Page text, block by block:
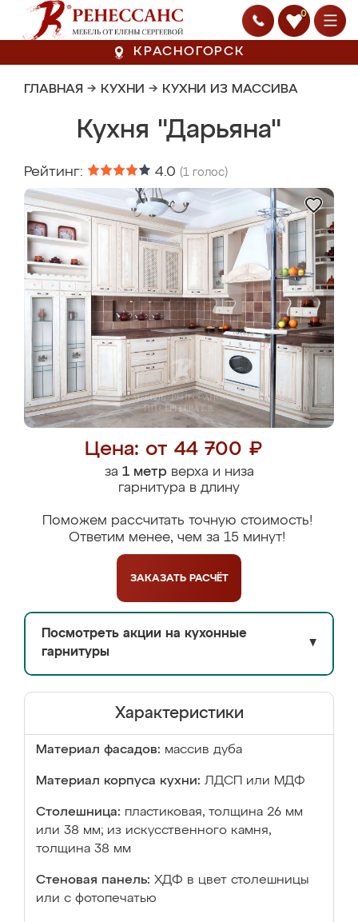
0
КРАСНОГОРСК
ГЛАВНАЯ → КУХНИ → КУХНИ ИЗ МАССИВА
Кухня "Дарьяна"
Рейтинг: 4.0 (1 голос)
Цена: от 44 700 ₽
за 1 метрверха и низа
гарнитура в длину
Поможем рассчитать точную стоимость!
Ответим менее, чем за 15 минут!
ЗАКАЗАТЬ РАСЧЁТ
Посмотреть акции на кухонные
гарнитуры
▼
Характеристики
Материал фасадов: массив дуба
Материал корпуса кухни: ЛДСП или МДФ
Столешница: пластиковая, толщина 26 мм
или 38 мм; из искусственного камня,
толщина 38 мм
Стеновая панель: ХДФ в цвет столешницы
или с фотопечатью